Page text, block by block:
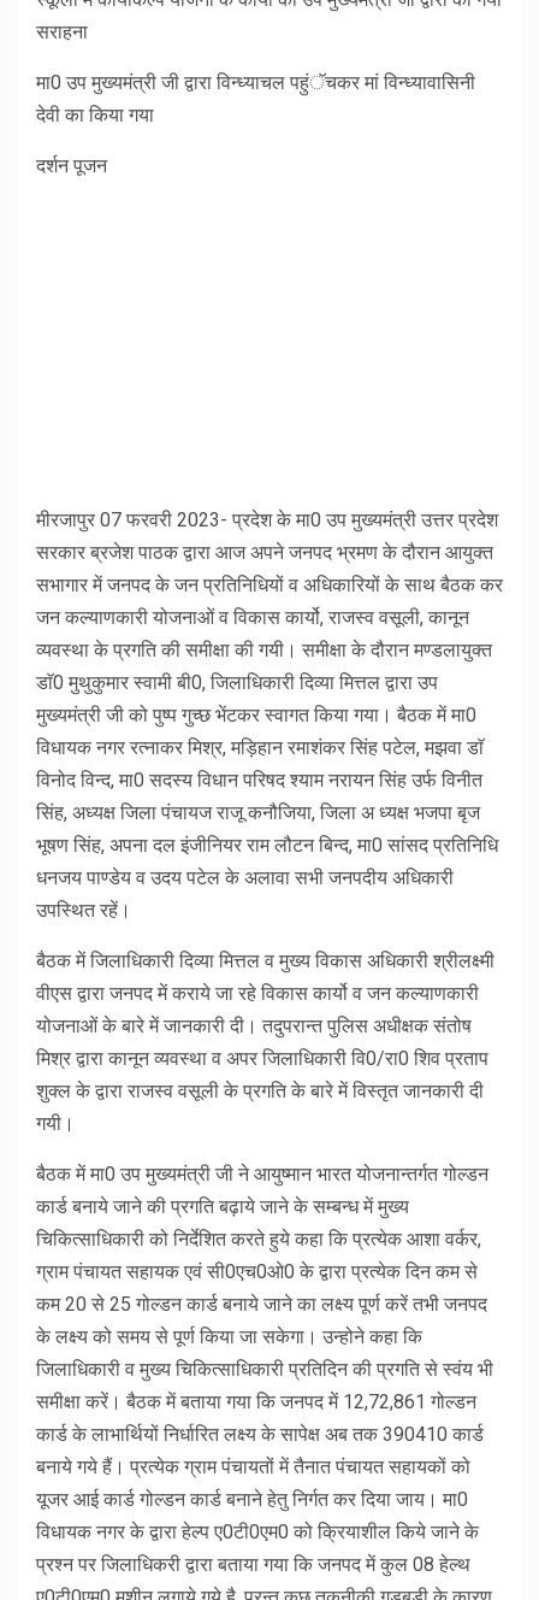
सराहना
मा0 उप मुख्यमंत्री जी द्वारा विन्ध्याचल पहुंॅचकर मां विन्ध्यावासिनी
देवी का किया गया
दर्शन पूजन
मीरजापुर 07 फरवरी 2023- प्रदेश के मा0 उप मुख्यमंत्री उत्तर प्रदेश
सरकार ब्रजेश पाठक द्वारा आज अपने जनपद भ्रमण के दौरान आयुक्त
सभागार में जनपद के जन प्रतिनिधियों व अधिकारियों के साथ बैठक कर
जन कल्याणकारी योजनाओं व विकास कार्यो, राजस्व वसूली, कानून
व्यवस्था के प्रगति की समीक्षा की गयी। समीक्षा के दौरान मण्डलायुक्त
डाॅ0 मुथुकुमार स्वामी बी0, जिलाधिकारी दिव्या मित्तल द्वारा उप
मुख्यमंत्री जी को पुष्प गुच्छ भेंटकर स्वागत किया गया। बैठक में मा0
विधायक नगर रत्नाकर मिश्र, मड़िहान रमाशंकर सिंह पटेल, मझवा डाॅ
विनोद विन्द, मा0 सदस्य विधान परिषद श्याम नरायन सिंह उर्फ विनीत
सिंह, अध्यक्ष जिला पंचायज राजू कनौजिया, जिला अ ध्यक्ष भजपा बृज
भूषण सिंह, अपना दल इंजीनियर राम लौटन बिन्द, मा0 सांसद प्रतिनिधि
धनजय पाण्डेय व उदय पटेल के अलावा सभी जनपदीय अधिकारी
उपस्थित रहें।
बैठक में जिलाधिकारी दिव्या मित्तल व मुख्य विकास अधिकारी श्रीलक्ष्मी
वीएस द्वारा जनपद में कराये जा रहे विकास कार्यो व जन कल्याणकारी
योजनाओं के बारे में जानकारी दी। तदुपरान्त पुलिस अधीक्षक संतोष
मिश्र द्वारा कानून व्यवस्था व अपर जिलाधिकारी वि0/रा0 शिव प्रताप
शुक्ल के द्वारा राजस्व वसूली के प्रगति के बारे में विस्तृत जानकारी दी
गयी।
बैठक में मा0 उप मुख्यमंत्री जी ने आयुष्मान भारत योजनान्तर्गत गोल्डन
कार्ड बनाये जाने की प्रगति बढ़ाये जाने के सम्बन्ध में मुख्य
चिकित्साधिकारी को निर्देशित करते हुये कहा कि प्रत्येक आशा वर्कर,
ग्राम पंचायत सहायक एवं सी0एच0ओ0 के द्वारा प्रत्येक दिन कम से
कम 20 से 25 गोल्डन कार्ड बनाये जाने का लक्ष्य पूर्ण करें तभी जनपद
के लक्ष्य को समय से पूर्ण किया जा सकेगा। उन्होने कहा कि
जिलाधिकारी व मुख्य चिकित्साधिकारी प्रतिदिन की प्रगति से स्वंय भी
समीक्षा करें। बैठक में बताया गया कि जनपद में 12,72,861 गोल्डन
कार्ड के लाभार्थियों निर्धारित लक्ष्य के सापेक्ष अब तक 390410 कार्ड
बनाये गये हैं। प्रत्येक ग्राम पंचायतों में तैनात पंचायत सहायकों को
यूजर आई कार्ड गोल्डन कार्ड बनाने हेतु निर्गत कर दिया जाय। मा0
विधायक नगर के द्वारा हेल्प ए0टी0एम0 को क्रियाशील किये जाने के
प्रश्न पर जिलाधिकरी द्वारा बताया गया कि जनपद में कुल 08 हेल्थ